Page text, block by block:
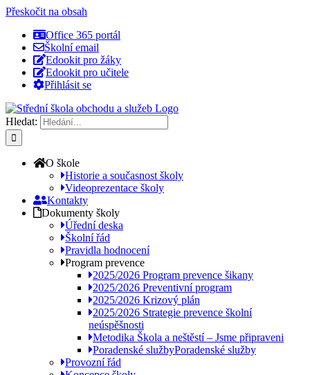
Přeskočit na obsah
Office 365 portál
Školní email
Edookit pro žáky
Edookit pro učitele
Přihlásit se
Hledat:
O škole
Historie a současnost školy
Videoprezentace školy
Kontakty
Dokumenty školy
Úřední deska
Školní řád
Pravidla hodnocení
Program prevence
2025/2026 Program prevence šikany
2025/2026 Preventivní program
2025/2026 Krizový plán
2025/2026 Strategie prevence školní
neúspěšnosti
Metodika Škola a neštěstí – Jsme připraveni
Poradenské službyPoradenské služby
Provozní řád